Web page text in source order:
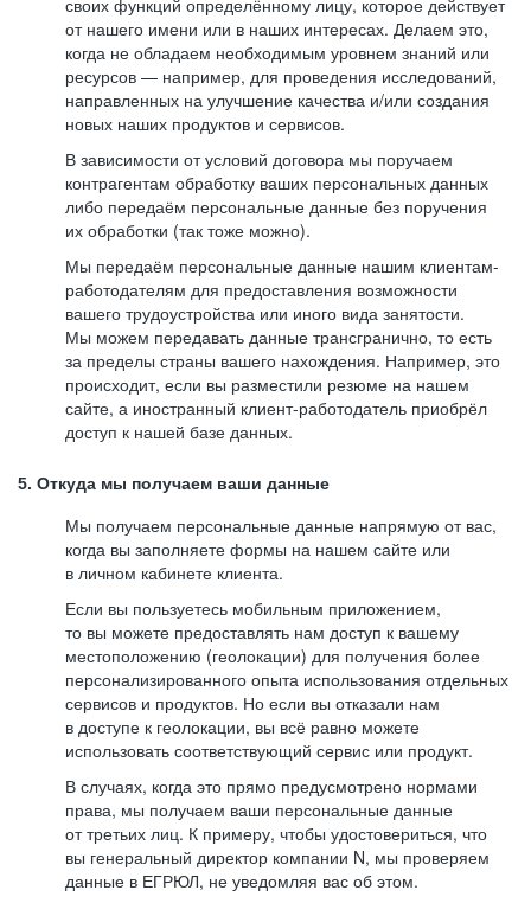
своих функций определённому лицу, которое действует
от нашего имени или в наших интересах. Делаем это,
когда не обладаем необходимым уровнем знаний или
ресурсов — например, для проведения исследований,
направленных на улучшение качества и/или создания
новых наших продуктов и сервисов.
В зависимости от условий договора мы поручаем
контрагентам обработку ваших персональных данных
либо передаём персональные данные без поручения
их обработки (так тоже можно).
Мы передаём персональные данные нашим клиентам-
работодателям для предоставления возможности
вашего трудоустройства или иного вида занятости.
Мы можем передавать данные трансгранично, то есть
за пределы страны вашего нахождения. Например, это
происходит, если вы разместили резюме на нашем
сайте, а иностранный клиент-работодатель приобрёл
доступ к нашей базе данных.
5. Откуда мы получаем ваши данные
Мы получаем персональные данные напрямую от вас,
когда вы заполняете формы на нашем сайте или
в личном кабинете клиента.
Если вы пользуетесь мобильным приложением,
то вы можете предоставлять нам доступ к вашему
местоположению (геолокации) для получения более
персонализированного опыта использования отдельных
сервисов и продуктов. Но если вы отказали нам
в доступе к геолокации, вы всё равно можете
использовать соответствующий сервис или продукт.
В случаях, когда это прямо предусмотрено нормами
права, мы получаем ваши персональные данные
от третьих лиц. К примеру, чтобы удостовериться, что
вы генеральный директор компании N, мы проверяем
данные в ЕГРЮЛ, не уведомляя вас об этом.